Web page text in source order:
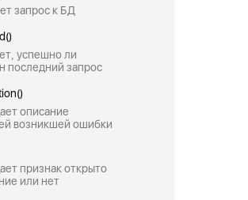
запрос к БД
успешно ли
последний запрос
описание
возникшей ошибки
признак открыто
или нет